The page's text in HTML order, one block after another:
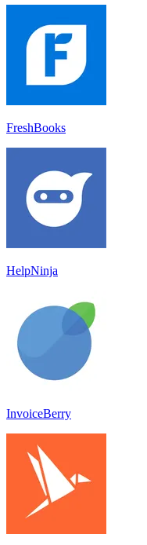
FreshBooks
HelpNinja
InvoiceBerry